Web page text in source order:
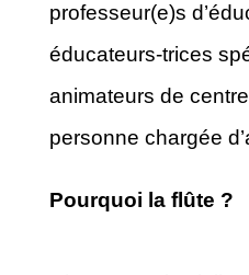
professeur(e)s
éducateurs-trices
animateurs de
personne chargée
Pourquoi la flûte ?